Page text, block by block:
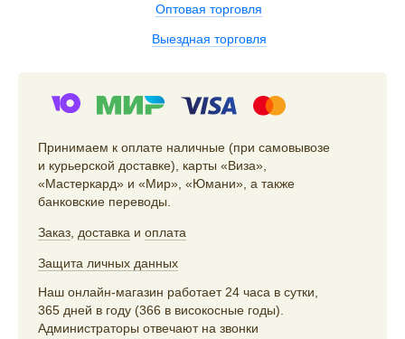
Оптовая торговля
Выездная торговля
Принимаем к оплате наличные (при самовывозе
и курьерской доставке), карты «Виза»,
«Мастеркард» и «Мир», «Юмани», а также
банковские переводы.
Заказ, доставка и оплата
Защита личных данных
Наш онлайн-магазин работает 24 часа в сутки,
365 дней в году (366 в високосные годы).
Администраторы отвечают на звонки